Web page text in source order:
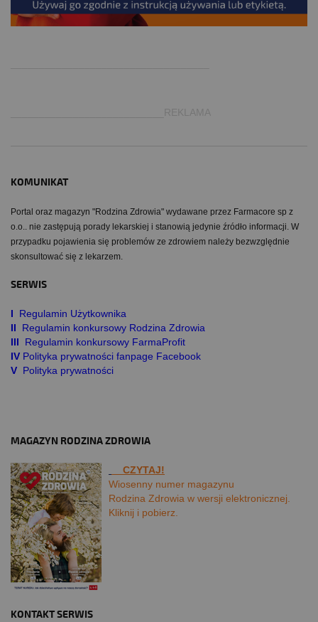
___________________________REKLAMA
KOMUNIKAT
Portal oraz magazyn "Rodzina Zdrowia" wydawane przez Farmacore sp z
o.o.. nie zastępują porady lekarskiej i stanowią jedynie źródło informacji. W
przypadku pojawienia się problemów ze zdrowiem należy bezwzględnie
skonsultować się z lekarzem.
SERWIS
I Regulamin Użytkownika
II
Regulamin konkursowy Rodzina Zdrowia
III
Regulamin konkursowy FarmaProfit
IV Polityka prywatności fanpage Facebook
V Polityka prywatności
MAGAZYN RODZINA ZDROWIA
CZYTAJ!
Wiosenny numer magazynu
Rodzina Zdrowia w wersji elektronicznej.
Kliknij i pobierz.
KONTAKT SERWIS